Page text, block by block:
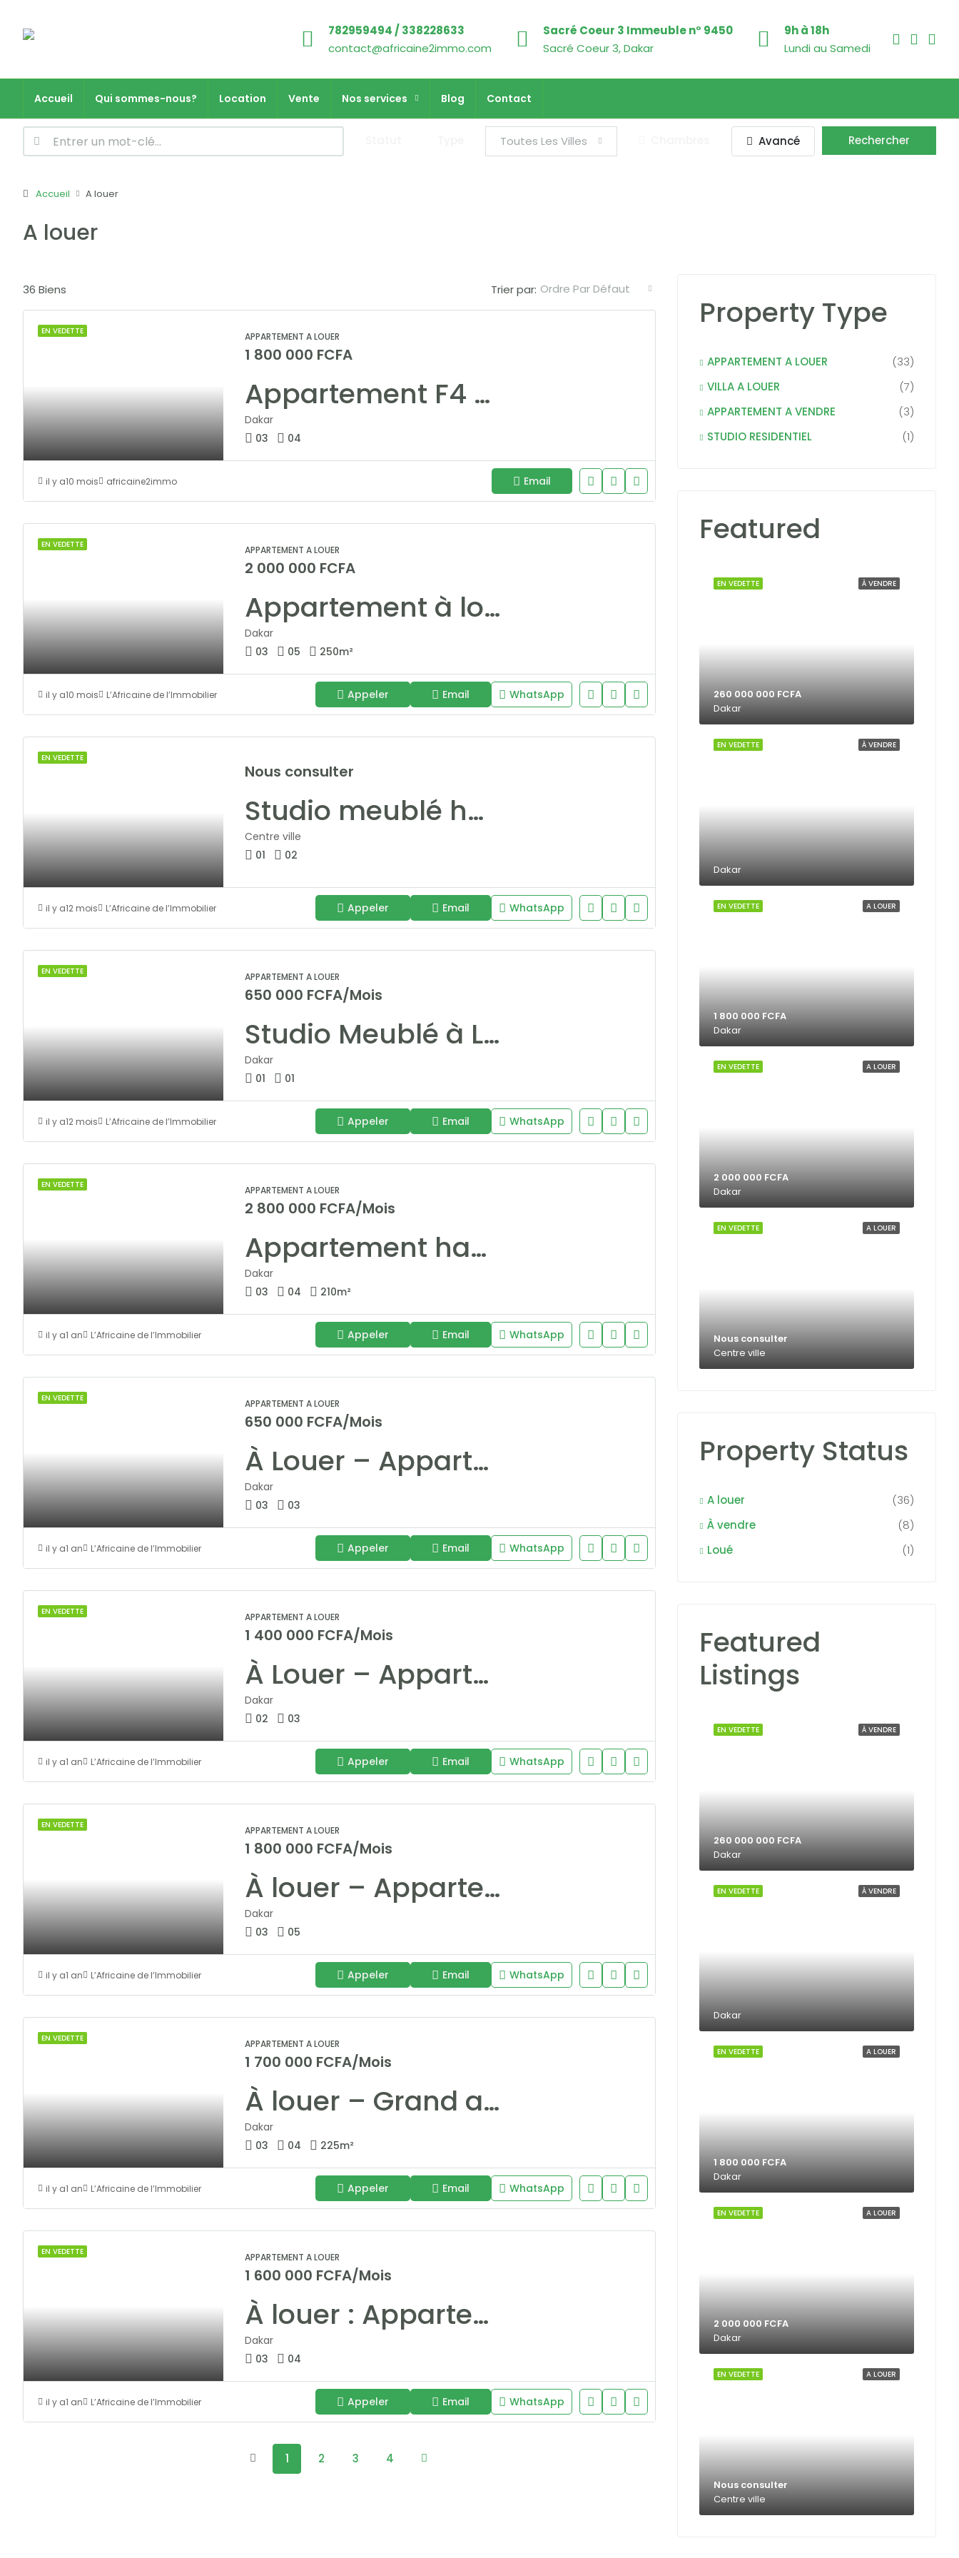
782959494 / 338228633
contact@africaine2immo.com
Sacré Coeur 3 Immeuble n° 9450
Sacré Coeur 3, Dakar
9h à 18h
Lundi au Samedi
Accueil Qui sommes-nous? Location Vente Nos services Blog Contact
Toutes Les Villes Avancé Rechercher
Accueil A louer
A louer
36 Biens Trier par: Ordre Par Défaut
EN VEDETTE APPARTEMENT A LOUER
1 800 000 FCFA
Appartement F4 meublé à louer Point E – Résidence moderne et sécurisée
Dakar
03
04
il y a10 mois africaine2immo Email
EN VEDETTE APPARTEMENT A LOUER
2 000 000 FCFA
Appartement à louer Almadies 250 m² vue mer – Résidence NGALOU
Dakar
03
05 250m²
il y a10 mois L’Africaine de l’Immobilier Appeler Email WhatsApp
EN VEDETTE
Nous consulter
Studio meublé haut standing à louer – Centre-ville Dakar
Centre ville
01
02
il y a12 mois L’Africaine de l’Immobilier Appeler Email WhatsApp
EN VEDETTE APPARTEMENT A LOUER
650 000 FCFA/Mois
Studio Meublé à Louer à Mermoz : Confort et Proximité
Dakar
01
01
il y a12 mois L’Africaine de l’Immobilier Appeler Email WhatsApp
EN VEDETTE APPARTEMENT A LOUER
2 800 000 FCFA/Mois
Appartement haut standing à louer aux Almadies – Vue dégagée, piscine, rooftop et sécurité 24h/24
Dakar
03
04 210m²
il y a1 an L’Africaine de l’Immobilier Appeler Email WhatsApp
EN VEDETTE APPARTEMENT A LOUER
650 000 FCFA/Mois
À Louer – Appartement F4 Moderne à Ngor Recasement
Dakar
03
03
il y a1 an L’Africaine de l’Immobilier Appeler Email WhatsApp
EN VEDETTE APPARTEMENT A LOUER
1 400 000 FCFA/Mois
À Louer – Appartement F3 Vue Mer aux Almadies
Dakar
02
03
il y a1 an L’Africaine de l’Immobilier Appeler Email WhatsApp
EN VEDETTE APPARTEMENT A LOUER
1 800 000 FCFA/Mois
À louer – Appartement F4 à Fann-Mermoz, Immeuble Antalia
Dakar
03
05
il y a1 an L’Africaine de l’Immobilier Appeler Email WhatsApp
EN VEDETTE APPARTEMENT A LOUER
1 700 000 FCFA/Mois
À louer – Grand appartement F4 haut standing à Point E (255 m²)
Dakar
03
04 225m²
il y a1 an L’Africaine de l’Immobilier Appeler Email WhatsApp
EN VEDETTE APPARTEMENT A LOUER
1 600 000 FCFA/Mois
À louer : Appartement F4 moderne à Mermoz – Immeuble neuf avec prestations haut de gamme
Dakar
03
04
il y a1 an L’Africaine de l’Immobilier Appeler Email WhatsApp
1 2 3 4
Property Type
APPARTEMENT A LOUER
(33)
VILLA A LOUER
(7)
APPARTEMENT A VENDRE
(3)
STUDIO RESIDENTIEL
(1)
Featured
À VENDRE
EN VEDETTE
260 000 000 FCFA
Dakar
À VENDRE
EN VEDETTE
Dakar
A LOUER
EN VEDETTE
1 800 000 FCFA
Dakar
A LOUER
EN VEDETTE
2 000 000 FCFA
Dakar
A LOUER
EN VEDETTE
Nous consulter
Centre ville
Property Status
A louer
(36)
À vendre
(8)
Loué
(1)
Featured
Listings
À VENDRE
EN VEDETTE
260 000 000 FCFA
Dakar
À VENDRE
EN VEDETTE
Dakar
A LOUER
EN VEDETTE
1 800 000 FCFA
Dakar
A LOUER
EN VEDETTE
2 000 000 FCFA
Dakar
A LOUER
EN VEDETTE
Nous consulter
Centre ville